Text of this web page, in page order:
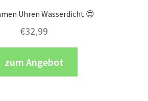
Uhren Wasserdicht 😍
€32,99
zum Angebot